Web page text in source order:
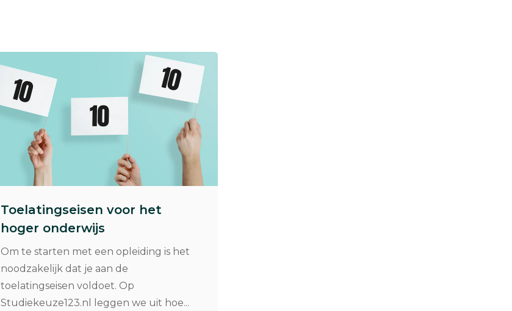
Toelatingseisen voor het
hoger onderwijs
Om te starten met een opleiding is het
noodzakelijk dat je aan de
toelatingseisen voldoet. Op
Studiekeuze123.nl leggen we uit hoe...